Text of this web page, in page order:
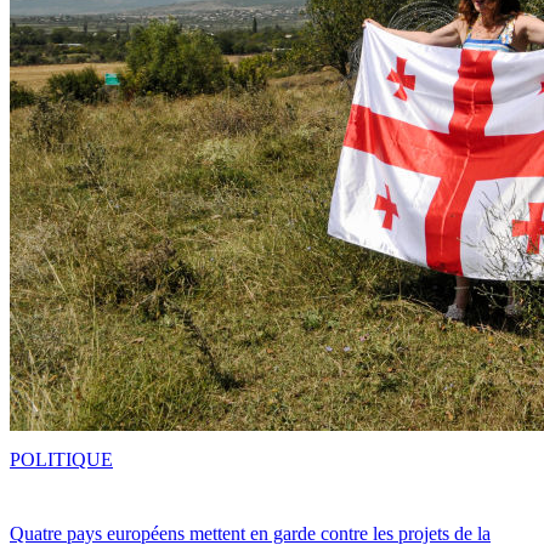
Quatre pays européens mettent en garde contre les projets de la
POLITIQUE